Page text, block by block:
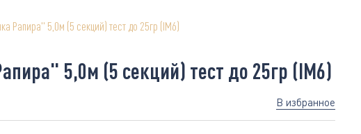
Рапира" 5,0м (5 секций) тест до 25гр (IM6)
5,0м (5 секций) тест до 25гр (IM6)
В избранное